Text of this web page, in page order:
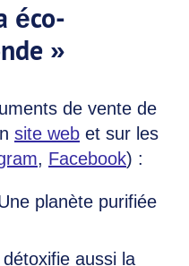
éco-
»
de vente de
site web et sur les
, Facebook) :
planète purifiée
aussi la